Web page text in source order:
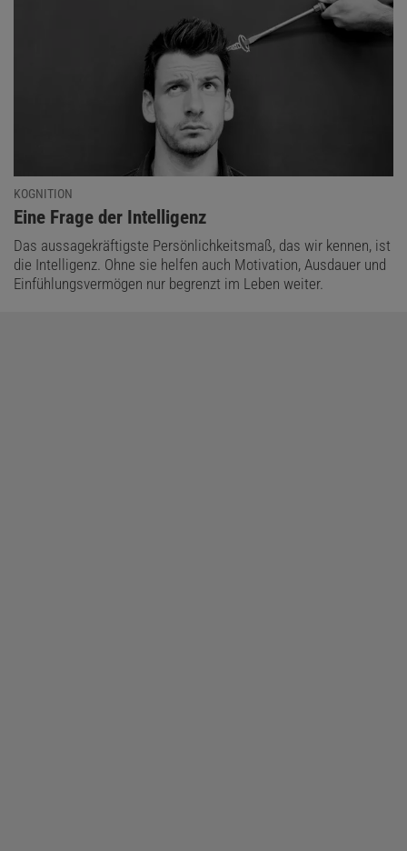
KOGNITION
:
Eine Frage der Intelligenz
Das aussagekräftigste Persönlichkeitsmaß, das wir kennen, ist
die Intelligenz. Ohne sie helfen auch Motivation, Ausdauer und
Einfühlungsvermögen nur begrenzt im Leben weiter.